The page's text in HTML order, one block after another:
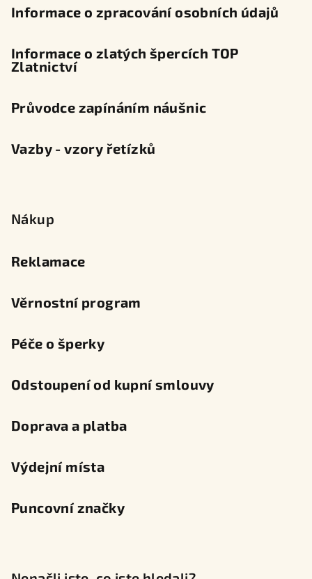
Informace o zpracování osobních údajů
Informace o zlatých špercích TOP
Zlatnictví
Průvodce zapínáním náušnic
Vazby - vzory řetízků
Nákup
Reklamace
Věrnostní program
Péče o šperky
Odstoupení od kupní smlouvy
Doprava a platba
Výdejní místa
Puncovní značky